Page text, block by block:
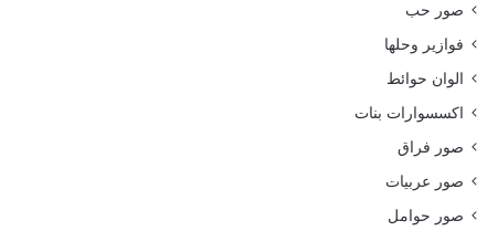
صور حب
فوازير وحلها
الوان حوائط
اكسسوارات بنات
صور فراق
صور عربيات
صور حوامل